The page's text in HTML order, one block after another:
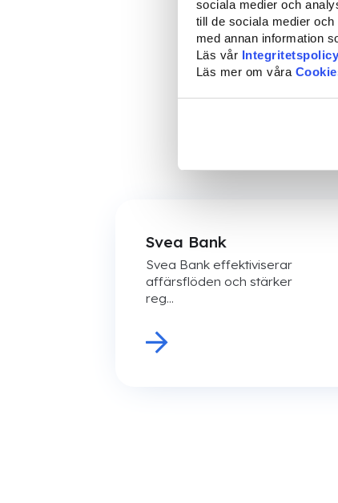
sociala medier och
till de sociala medier
med annan information
Läs vår Integritetspolicy
Läs mer om våra
Svea Bank
Svea Bank effektiviserar
affärsflöden och stärker
reg...